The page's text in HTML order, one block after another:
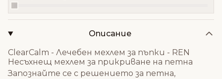
Описание
ClearCalm - Лечебен мехлем за пъпки - REN
Несъхнещ мехлем за прикриване на петна
Запознайте се с решението за петна,